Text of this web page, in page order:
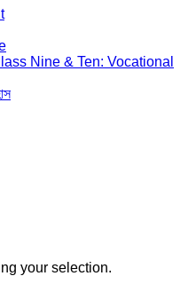
Nine & Ten: Vocational
your selection.